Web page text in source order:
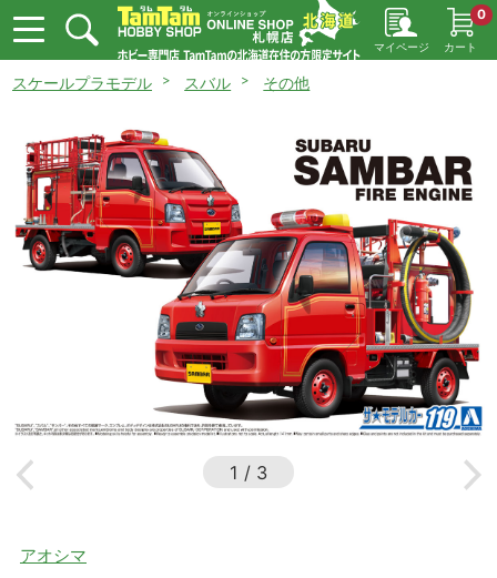
マイページ カート
0
スケールプラモデル スバル その他
1 / 3
アオシマ